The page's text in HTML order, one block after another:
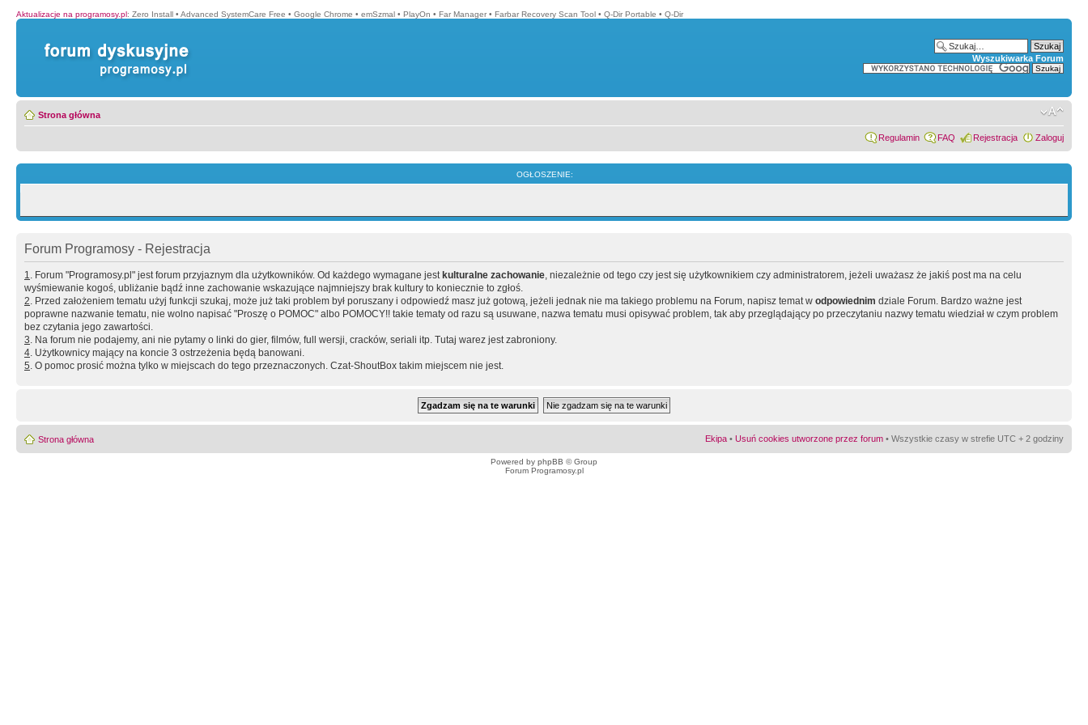
Aktualizacje na programosy.pl: Zero Install • Advanced SystemCare Free • Google Chrome • emSzmal • PlayOn • Far Manager • Farbar Recovery Scan Tool • Q-Dir Portable • Q-Dir
Wyszukiwarka Forum
Strona główna
Regulamin FAQ Rejestracja Zaloguj
OGŁOSZENIE:
Forum Programosy - Rejestracja
1. Forum "Programosy.pl" jest forum przyjaznym dla użytkowników. Od każdego wymagane jest kulturalne zachowanie, niezależnie od tego czy jest się użytkownikiem czy administratorem, jeżeli uważasz że jakiś post ma na celu
wyśmiewanie kogoś, ubliżanie bądź inne zachowanie wskazujące najmniejszy brak kultury to koniecznie to zgłoś.
2. Przed założeniem tematu użyj funkcji szukaj, może już taki problem był poruszany i odpowiedź masz już gotową, jeżeli jednak nie ma takiego problemu na Forum, napisz temat w odpowiednim dziale Forum. Bardzo ważne jest
poprawne nazwanie tematu, nie wolno napisać "Proszę o POMOC" albo POMOCY!! takie tematy od razu są usuwane, nazwa tematu musi opisywać problem, tak aby przeglądający po przeczytaniu nazwy tematu wiedział w czym problem
bez czytania jego zawartości.
3. Na forum nie podajemy, ani nie pytamy o linki do gier, filmów, full wersji, cracków, seriali itp. Tutaj warez jest zabroniony.
4. Użytkownicy mający na koncie 3 ostrzeżenia będą banowani.
5. O pomoc prosić można tylko w miejscach do tego przeznaczonych. Czat-ShoutBox takim miejscem nie jest.
Strona główna Ekipa • Usuń cookies utworzone przez forum • Wszystkie czasy w strefie UTC + 2 godziny
Powered by phpBB © Group
Forum Programosy.pl